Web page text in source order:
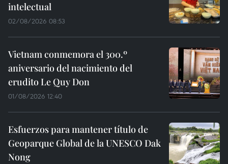
intelectual
02/08/2026 08:53
Vietnam conmemora el 300.º
aniversario del nacimiento del
erudito Le Quy Don
01/08/2026 12:40
Esfuerzos para mantener título de
Geoparque Global de la UNESCO Dak
Nong